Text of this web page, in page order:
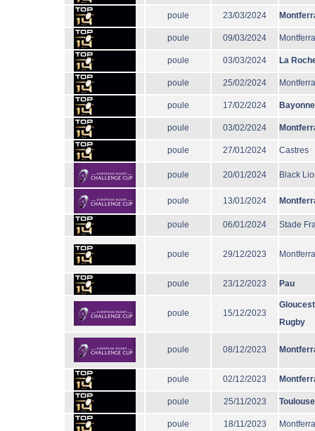
poule 23/03/2024
poule 09/03/2024
poule 03/03/2024 La
poule 25/02/2024
poule 17/02/2024 Bayonne
poule 03/02/2024
poule 27/01/2024 Castres
poule 20/01/2024 Black
poule 13/01/2024
poule 06/01/2024 Stade
poule 29/12/2023
poule 23/12/2023 Pau
poule 15/12/2023
Rugby
poule 08/12/2023
poule 02/12/2023
poule 25/11/2023 Toulouse
poule 18/11/2023